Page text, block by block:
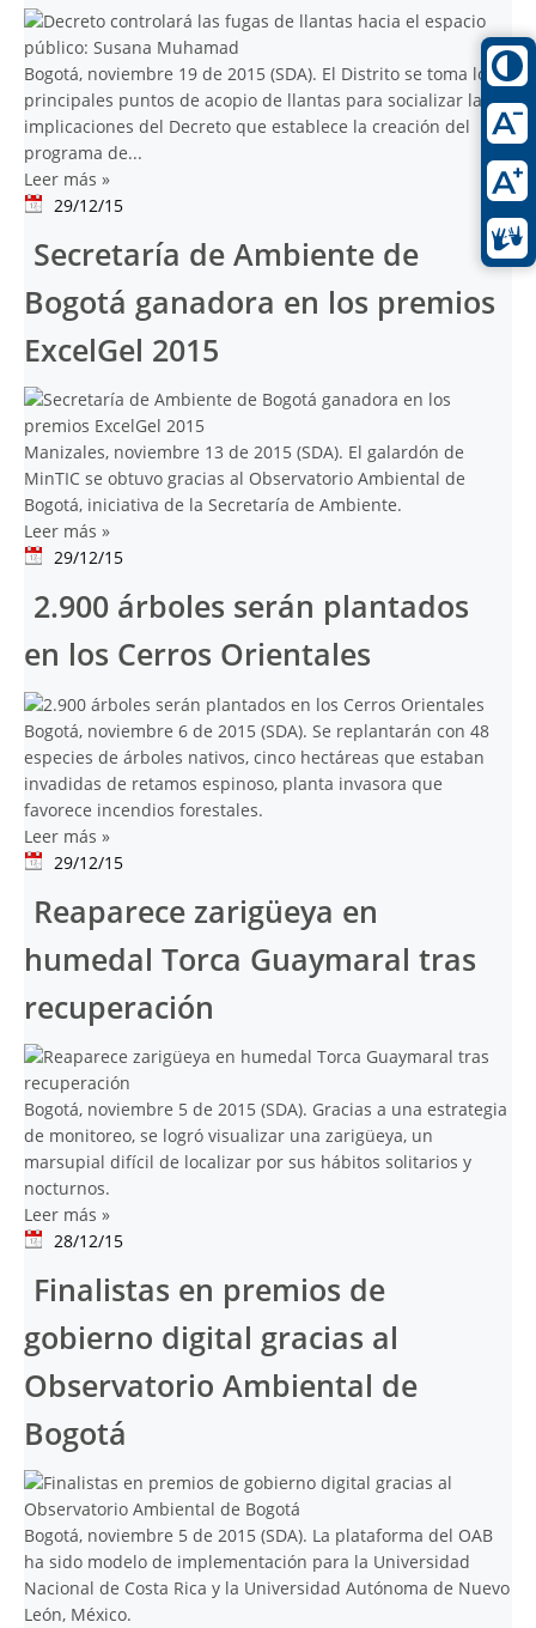
Bogotá, noviembre 19 de 2015 (SDA). El Distrito se toma los
principales puntos de acopio de llantas para socializar las
implicaciones del Decreto que establece la creación del
programa de...
Leer más »
29/12/15
Secretaría de Ambiente de
Bogotá ganadora en los premios
ExcelGel 2015
Manizales, noviembre 13 de 2015 (SDA). El galardón de
MinTIC se obtuvo gracias al Observatorio Ambiental de
Bogotá, iniciativa de la Secretaría de Ambiente.
Leer más »
29/12/15
2.900 árboles serán plantados
en los Cerros Orientales
Bogotá, noviembre 6 de 2015 (SDA). Se replantarán con 48
especies de árboles nativos, cinco hectáreas que estaban
invadidas de retamos espinoso, planta invasora que
favorece incendios forestales.
Leer más »
29/12/15
Reaparece zarigüeya en
humedal Torca Guaymaral tras
recuperación
Bogotá, noviembre 5 de 2015 (SDA). Gracias a una estrategia
de monitoreo, se logró visualizar una zarigüeya, un
marsupial difícil de localizar por sus hábitos solitarios y
nocturnos.
Leer más »
28/12/15
Finalistas en premios de
gobierno digital gracias al
Observatorio Ambiental de
Bogotá
Bogotá, noviembre 5 de 2015 (SDA). La plataforma del OAB
ha sido modelo de implementación para la Universidad
Nacional de Costa Rica y la Universidad Autónoma de Nuevo
León, México.